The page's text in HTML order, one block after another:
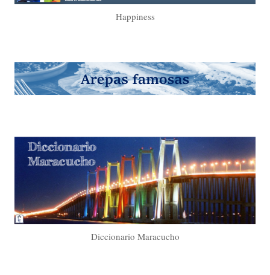
Happiness
Diccionario Maracucho